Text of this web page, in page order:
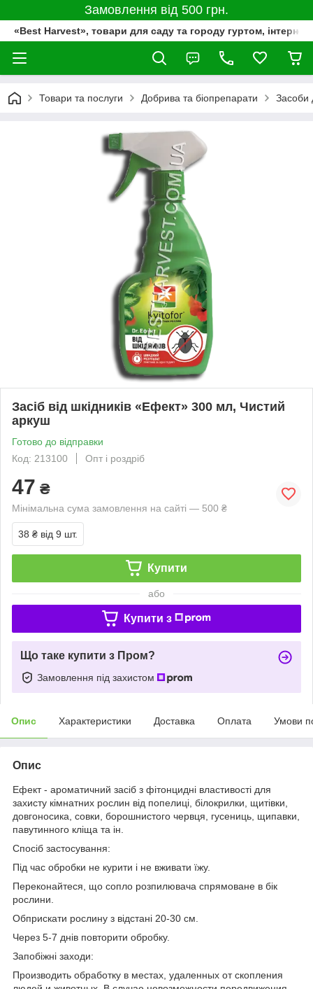
Замовлення від 500 грн.
«Best Harvest», товари для саду та городу гуртом,
Товари та послуги Добрива та біопрепарати Засоби
Засіб від шкідників «Ефект» 300 мл, Чистий
аркуш
Готово до відправки
Код: 213100
Опт і роздріб
47 ₴
Мінімальна сума замовлення на сайті — 500 ₴
38 ₴ від 9 шт.
Купити
або
Купити з
Що таке купити з Пром?
Замовлення під захистом
Опис Характеристики Доставка Оплата Умови
Опис
Ефект - ароматичний засіб з фітонцидні властивості для
захисту кімнатних рослин від попелиці, білокрилки, щитівки,
довгоносика, совки, борошнистого червця, гусениць, щипавки,
павутинного кліща та ін.
Спосіб застосування:
Під час обробки не курити і не вживати їжу.
Переконайтеся, що сопло розпилювача спрямоване в бік
рослини.
Обприскати рослину з відстані 20-30 см.
Через 5-7 днів повторити обробку.
Запобіжні заходи:
Производить обработку в местах, удаленных от скопления